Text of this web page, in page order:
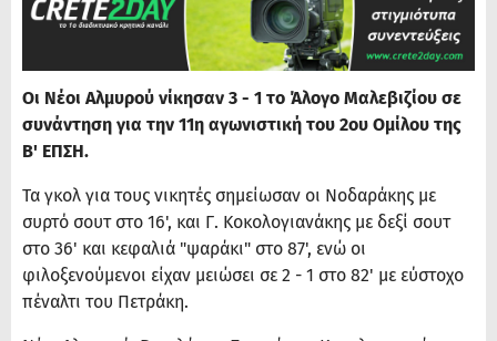
Οι Νέοι Αλμυρού νίκησαν 3 - 1 το Άλογο Μαλεβιζίου σε
συνάντηση για την 11η αγωνιστική του 2ου Ομίλου της
Β' ΕΠΣΗ.
Τα γκολ για τους νικητές σημείωσαν οι Νοδαράκης με
συρτό σουτ στο 16', και Γ. Κοκολογιανάκης με δεξί σουτ
στο 36' και κεφαλιά "ψαράκι" στο 87', ενώ οι
φιλοξενούμενοι είχαν μειώσει σε 2 - 1 στο 82' με εύστοχο
πέναλτι του Πετράκη.